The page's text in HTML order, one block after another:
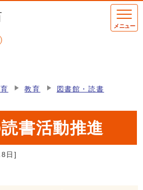
メニュー
教育 図書館・読書
書活動推進
日 ]